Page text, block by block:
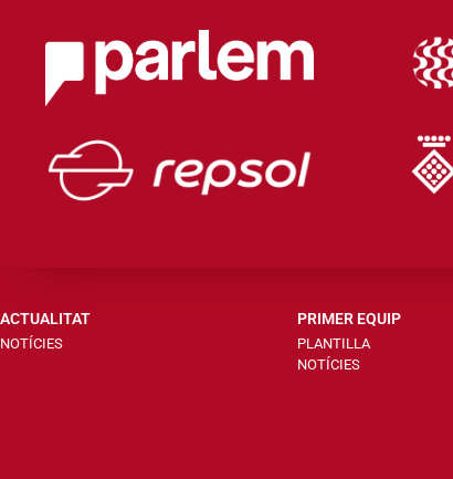
ACTUALITAT
NOTÍCIES
PRIMER EQUIP
PLANTILLA
NOTÍCIES